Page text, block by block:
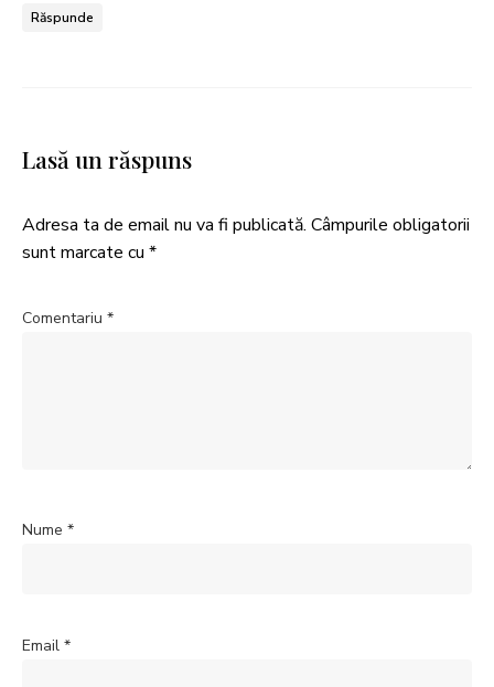
Răspunde
Lasă un răspuns
Adresa ta de email nu va fi publicată. Câmpurile obligatorii
sunt marcate cu *
Comentariu *
Nume *
Email *